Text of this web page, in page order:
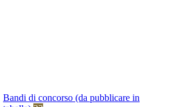
Bandi di concorso (da pubblicare in